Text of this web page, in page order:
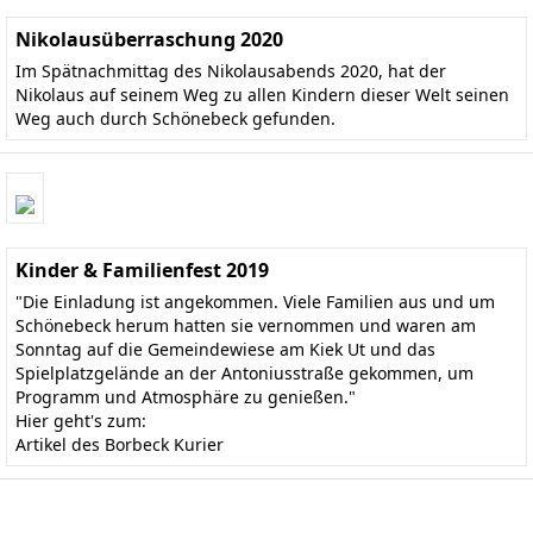
Nikolausüberraschung 2020
Im Spätnachmittag des Nikolausabends 2020, hat der
Nikolaus auf seinem Weg zu allen Kindern dieser Welt seinen
Weg auch durch Schönebeck gefunden.
Kinder & Familienfest 2019
"Die Einladung ist angekommen. Viele Familien aus und um
Schönebeck herum hatten sie vernommen und waren am
Sonntag auf die Gemeindewiese am Kiek Ut und das
Spielplatzgelände an der Antoniusstraße gekommen, um
Programm und Atmosphäre zu genießen."
Hier geht's zum:
Artikel des Borbeck Kurier